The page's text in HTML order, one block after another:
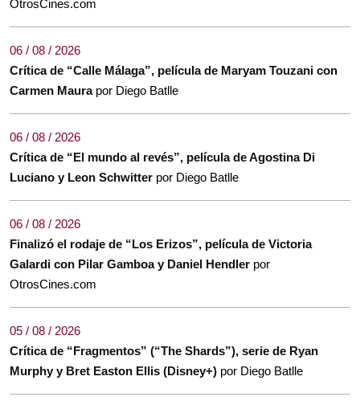
OtrosCines.com
06 / 08 / 2026
Crítica de “Calle Málaga”, película de Maryam Touzani con
Carmen Maura por Diego Batlle
06 / 08 / 2026
Crítica de “El mundo al revés”, película de Agostina Di
Luciano y Leon Schwitter por Diego Batlle
06 / 08 / 2026
Finalizó el rodaje de “Los Erizos”, película de Victoria
Galardi con Pilar Gamboa y Daniel Hendler por
OtrosCines.com
05 / 08 / 2026
Crítica de “Fragmentos” (“The Shards”), serie de Ryan
Murphy y Bret Easton Ellis (Disney+) por Diego Batlle